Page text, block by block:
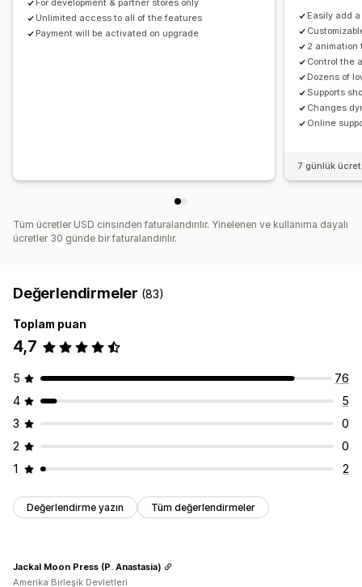
For development & partner stores only
Unlimited access to all of the features
Payment will be activated on upgrade
Easily add
2 animation
Control the
Dozens of
Supports
Changes
Online
7 günlük
Tüm ücretler USD cinsinden faturalandırılır. Yinelenen ve kullanıma dayalı
ücretler 30 günde bir faturalandırılır.
Değerlendirmeler (83)
Toplam puan
4,7
5
76
4
5
3
0
2
0
1
2
Değerlendirme yazın Tüm değerlendirmeler
Jackal Moon Press (P. Anastasia)
Amerika Birleşik Devletleri